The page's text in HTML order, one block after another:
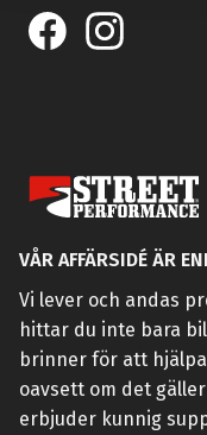
VÅR AFFÄRSIDÉ ÄR
Vi lever och andas
hittar du inte bara
brinner för att
oavsett om det
erbjuder kunnig